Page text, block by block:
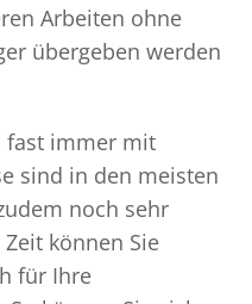
Arbeiten ohne
übergeben werden
fast immer mit
sind in den meisten
noch sehr
können Sie
für Ihre